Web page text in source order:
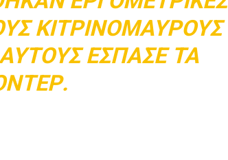
ΚΙΤΡΙΝΌΜΑΥΡΟΥΣ
ΈΣΠΑΣΕ ΤΑ